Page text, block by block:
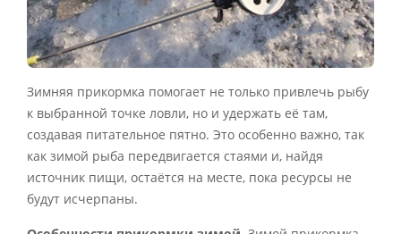
Зимняя прикормка помогает не только привлечь рыбу
к выбранной точке ловли, но и удержать её там,
создавая питательное пятно. Это особенно важно, так
как зимой рыба передвигается стаями и, найдя
источник пищи, остаётся на месте, пока ресурсы не
будут исчерпаны.